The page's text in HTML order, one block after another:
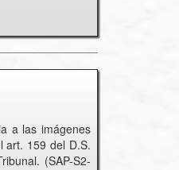
a las imágenes
art. 159 del D.S.
(SAP-S2-